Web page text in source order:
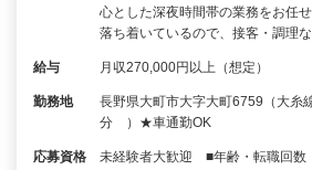
心とした深夜時間帯の業務をお任
落ち着いているので、接客・調理
給与 月収270,000円以上（想定）
勤務地
長野県大町市大字大町6759（大糸
分 ）★車通勤OK
応募資格
未経験者大歓迎 ■年齢・転職回数